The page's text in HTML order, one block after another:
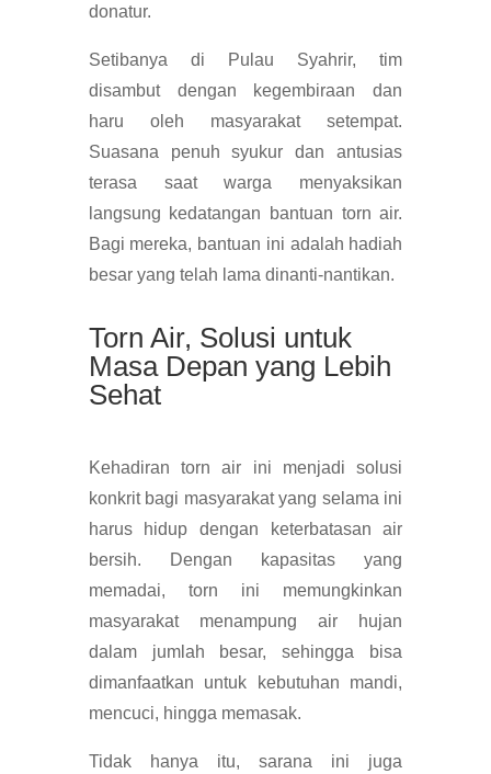
donatur.
Setibanya di Pulau Syahrir, tim
disambut dengan kegembiraan dan
haru oleh masyarakat setempat.
Suasana penuh syukur dan antusias
terasa saat warga menyaksikan
langsung kedatangan bantuan torn air.
Bagi mereka, bantuan ini adalah hadiah
besar yang telah lama dinanti-nantikan.
Torn Air, Solusi untuk
Masa Depan yang Lebih
Sehat
Kehadiran torn air ini menjadi solusi
konkrit bagi masyarakat yang selama ini
harus hidup dengan keterbatasan air
bersih. Dengan kapasitas yang
memadai, torn ini memungkinkan
masyarakat menampung air hujan
dalam jumlah besar, sehingga bisa
dimanfaatkan untuk kebutuhan mandi,
mencuci, hingga memasak.
Tidak hanya itu, sarana ini juga